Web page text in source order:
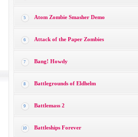
5 Atom Zombie Smasher Demo
6 Attack of the Paper Zombies
7 Bang! Howdy
8 Battlegrounds of Eldhelm
9 Battlemass 2
10 Battleships Forever